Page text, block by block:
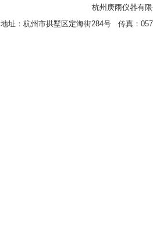
杭州庚雨仪器有
地址：杭州市拱墅区定海街284号 传真：